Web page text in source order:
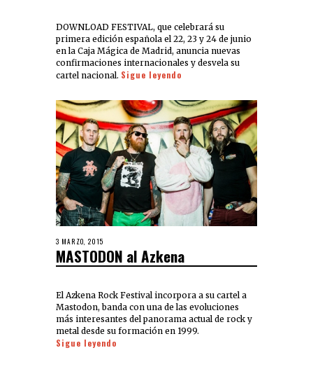
DOWNLOAD FESTIVAL, que celebrará su
primera edición española el 22, 23 y 24 de junio
en la Caja Mágica de Madrid, anuncia nuevas
confirmaciones internacionales y desvela su
cartel nacional. Sigue leyendo
3 MARZO, 2015
MASTODON al Azkena
El Azkena Rock Festival incorpora a su cartel a
Mastodon, banda con una de las evoluciones
más interesantes del panorama actual de rock y
metal desde su formación en 1999.
Sigue leyendo